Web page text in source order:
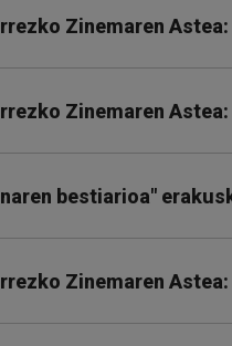
Zinemaren
Zinemaren
bestiarioa"
Zinemaren